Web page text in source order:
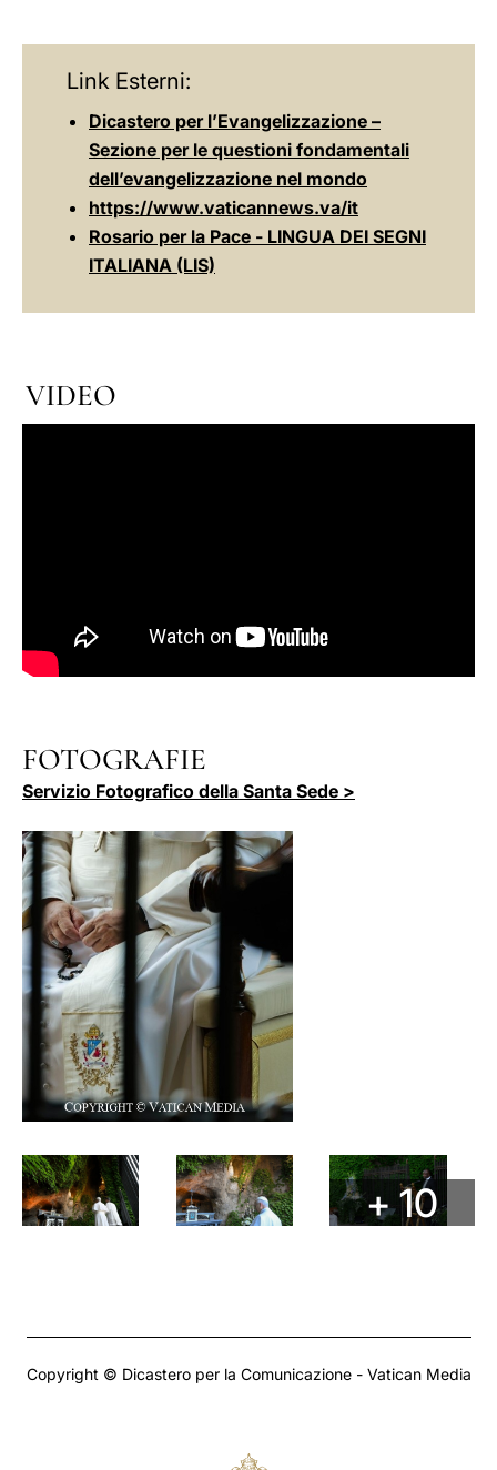
Link Esterni:
Dicastero per l’Evangelizzazione –
Sezione per le questioni fondamentali
dell’evangelizzazione nel mondo
https://www.vaticannews.va/it
Rosario per la Pace - LINGUA DEI SEGNI
ITALIANA (LIS)
VIDEO
FOTOGRAFIE
Servizio Fotografico della Santa Sede >
+ 10
Copyright © Dicastero per la Comunicazione - Vatican Media